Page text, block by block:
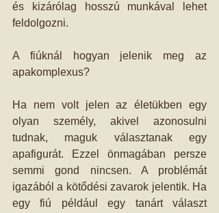
és kizárólag hosszú munkával lehet
feldolgozni.
A fiúknál hogyan jelenik meg az
apakomplexus?
Ha nem volt jelen az életükben egy
olyan személy, akivel azonosulni
tudnak, maguk választanak egy
apafigurát. Ezzel önmagában persze
semmi gond nincsen. A problémát
igazából a kötődési zavarok jelentik. Ha
egy fiú például egy tanárt választ